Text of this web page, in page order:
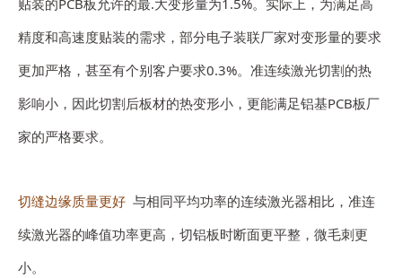
贴装的PCB板允许的最.大变形量为1.5%。实际上，为满足高
精度和高速度贴装的需求，部分电子装联厂家对变形量的要求
更加严格，甚至有个别客户要求0.3%。准连续激光切割的热
影响小，因此切割后板材的热变形小，更能满足铝基PCB板厂
家的严格要求。
切缝边缘质量更好 与相同平均功率的连续激光器相比，准连
续激光器的峰值功率更高，切铝板时断面更平整，微毛刺更
小。